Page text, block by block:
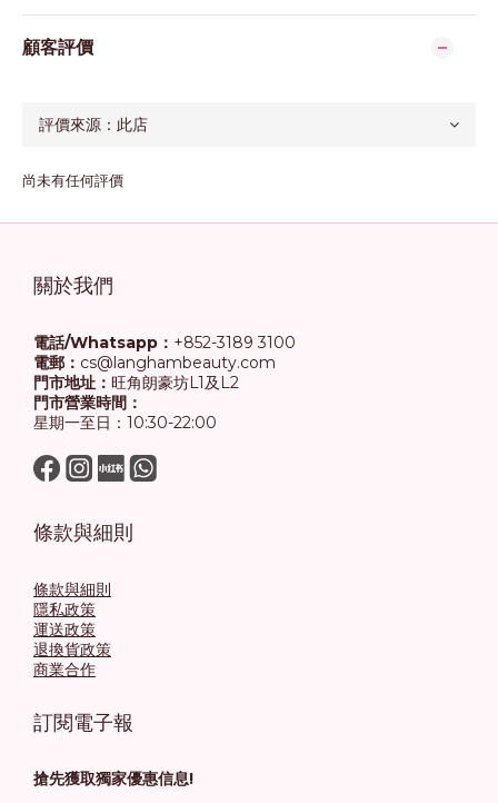
顧客評價
尚未有任何評價
關於我們
電話/Whatsapp： +852-3189 3100
電郵： cs@langhambeauty.com
門市地址： 旺角朗豪坊L1及L2
門市營業時間：
星期一至日：10:30-22:00
條款與細則
條款與細則
隱私政策
運送政策
退換貨政策
商業合作
訂閱電子報
搶先獲取獨家優惠信息!